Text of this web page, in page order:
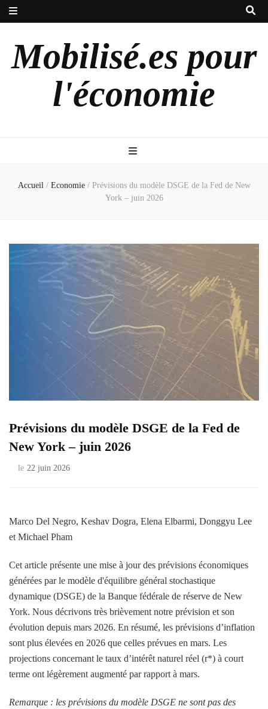
Mobilisé.es pour
l'économie
Accueil / Economie / Prévisions du modèle DSGE de la Fed de New
York – juin 2026
Prévisions du modèle DSGE de la Fed de
New York – juin 2026
le 22 juin 2026
Marco Del Negro, Keshav Dogra, Elena Elbarmi, Donggyu Lee
et Michael Pham
Cet article présente une mise à jour des prévisions économiques
générées par le modèle d'équilibre général stochastique
dynamique (DSGE) de la Banque fédérale de réserve de New
York. Nous décrivons très brièvement notre prévision et son
évolution depuis mars 2026. En résumé, les prévisions d’inflation
sont plus élevées en 2026 que celles prévues en mars. Les
projections concernant le taux d’intérêt naturel réel (r*) à court
terme ont légèrement augmenté par rapport à mars.
Remarque : les prévisions du modèle DSGE ne sont pas des